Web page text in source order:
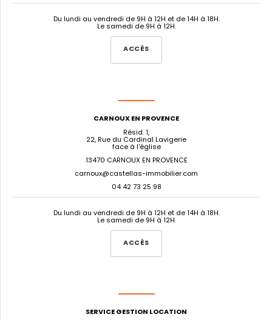
Du lundi au vendredi de 9H à 12H et de 14H à 18H.
Le samedi de 9H à 12H.
ACCÈS
CARNOUX EN PROVENCE
Résid. 1,
22, Rue du Cardinal Lavigerie
face à l'église
13470 CARNOUX EN PROVENCE
carnoux@castellas-immobilier.com
04 42 73 25 98
Du lundi au vendredi de 9H à 12H et de 14H à 18H.
Le samedi de 9H à 12H.
ACCÈS
SERVICE GESTION LOCATION